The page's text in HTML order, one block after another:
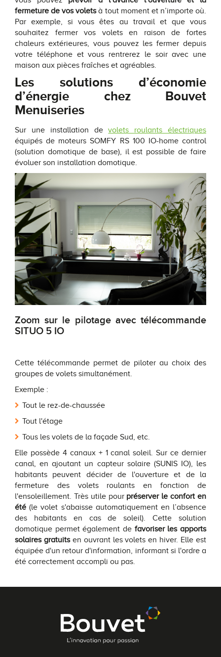
fermeture de vos voletsà tout moment et n’importe où.
Par exemple, si vous êtes au travail et que vous
souhaitez fermer vos volets en raison de fortes
chaleurs extérieures, vous pouvez les fermer depuis
votre téléphone et vous rentrerez le soir avec une
maison aux pièces fraîches et agréables.
Les solutions d’économie
d’énergie chez Bouvet
Menuiseries
Sur une installation devolets roulants électriques
équipés de moteurs SOMFY RS 100 IO-home control
(solution domotique de base), il est possible de faire
évoluer son installation domotique.
Zoom sur le pilotage avec télécommande
SITUO 5 IO
Cette télécommande permet de piloter au choix des
groupes de volets simultanément.
Exemple :
Tout le rez-de-chaussée
Tout l'étage
Tous les volets de la façade Sud, etc.
Elle possède 4 canaux + 1 canal soleil. Sur ce dernier
canal, en ajoutant un capteur solaire (SUNIS IO), les
habitants peuvent décider de l'ouverture et de la
fermeture des volets roulants en fonction de
l'ensoleillement. Très utile pour préserver le confort en
été (le volet s'abaisse automatiquement en l’absence
des habitants en cas de soleil). Cette solution
domotique permet également de favoriser les apports
solaires gratuitsen ouvrant les volets en hiver. Elle est
équipée d'un retour d'information, informant si l'ordre a
été correctement accompli ou pas.